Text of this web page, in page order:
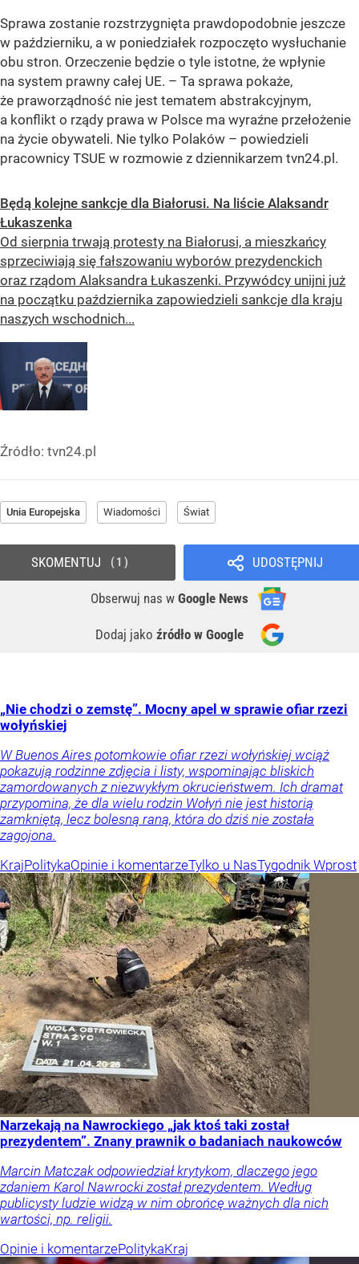
Sprawa zostanie rozstrzygnięta prawdopodobnie jeszcze
w październiku, a w poniedziałek rozpoczęto wysłuchanie
obu stron. Orzeczenie będzie o tyle istotne, że wpłynie
na system prawny całej UE. – Ta sprawa pokaże,
że praworządność nie jest tematem abstrakcyjnym,
a konflikt o rządy prawa w Polsce ma wyraźne przełożenie
na życie obywateli. Nie tylko Polaków – powiedzieli
pracownicy TSUE w rozmowie z dziennikarzem tvn24.pl.
Będą kolejne sankcje dla Białorusi. Na liście Alaksandr
Łukaszenka
Od sierpnia trwają protesty na Białorusi, a mieszkańcy
sprzeciwiają się fałszowaniu wyborów prezydenckich
oraz rządom Alaksandra Łukaszenki. Przywódcy unijni już
na początku października zapowiedzieli sankcje dla kraju
naszych wschodnich...
Źródło: tvn24.pl
Unia Europejska Wiadomości Świat
UDOSTĘPNIJ
Obserwuj nas w Google News
Dodaj jako źródło w Google
SKOMENTUJ 1
„Nie chodzi o zemstę”. Mocny apel w sprawie ofiar rzezi
wołyńskiej
W Buenos Aires potomkowie ofiar rzezi wołyńskiej wciąż
pokazują rodzinne zdjęcia i listy, wspominając bliskich
zamordowanych z niezwykłym okrucieństwem. Ich dramat
przypomina, że dla wielu rodzin Wołyń nie jest historią
zamkniętą, lecz bolesną raną, która do dziś nie została
zagojona.
KrajPolitykaOpinie i komentarzeTylko u NasTygodnik Wprost
Narzekają na Nawrockiego „jak ktoś taki został
prezydentem”. Znany prawnik o badaniach naukowców
Marcin Matczak odpowiedział krytykom, dlaczego jego
zdaniem Karol Nawrocki został prezydentem. Według
publicysty ludzie widzą w nim obrońcę ważnych dla nich
wartości, np. religii.
Opinie i komentarzePolitykaKraj